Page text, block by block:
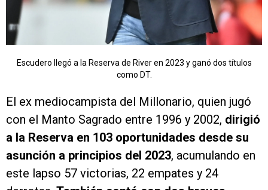
Escudero llegó a la Reserva de River en 2023 y ganó dos títulos
como DT.
El ex mediocampista del Millonario, quien jugó
con el Manto Sagrado entre 1996 y 2002, dirigió
a la Reserva en 103 oportunidades desde su
asunción a principios del 2023, acumulando en
este lapso 57 victorias, 22 empates y 24